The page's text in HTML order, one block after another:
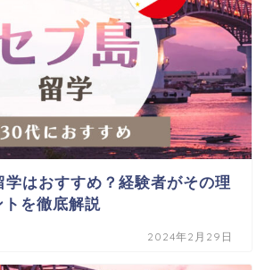
学はおすすめ？経験者がその理
を徹底解説
2024年2月29日